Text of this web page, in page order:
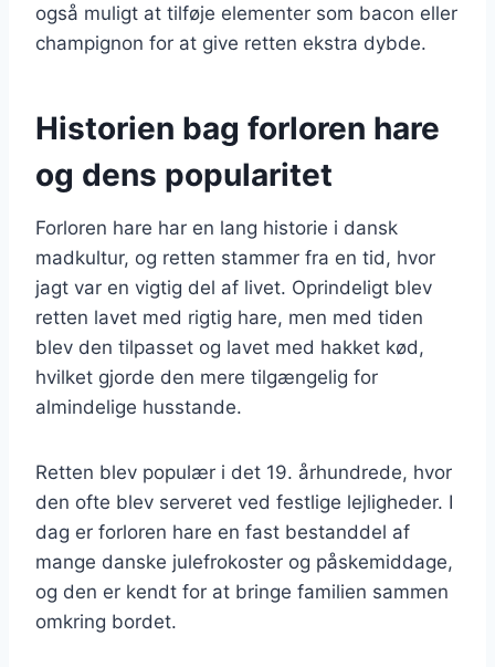
også muligt at tilføje elementer som bacon eller
champignon for at give retten ekstra dybde.
Historien bag forloren hare
og dens popularitet
Forloren hare har en lang historie i dansk
madkultur, og retten stammer fra en tid, hvor
jagt var en vigtig del af livet. Oprindeligt blev
retten lavet med rigtig hare, men med tiden
blev den tilpasset og lavet med hakket kød,
hvilket gjorde den mere tilgængelig for
almindelige husstande.
Retten blev populær i det 19. århundrede, hvor
den ofte blev serveret ved festlige lejligheder. I
dag er forloren hare en fast bestanddel af
mange danske julefrokoster og påskemiddage,
og den er kendt for at bringe familien sammen
omkring bordet.